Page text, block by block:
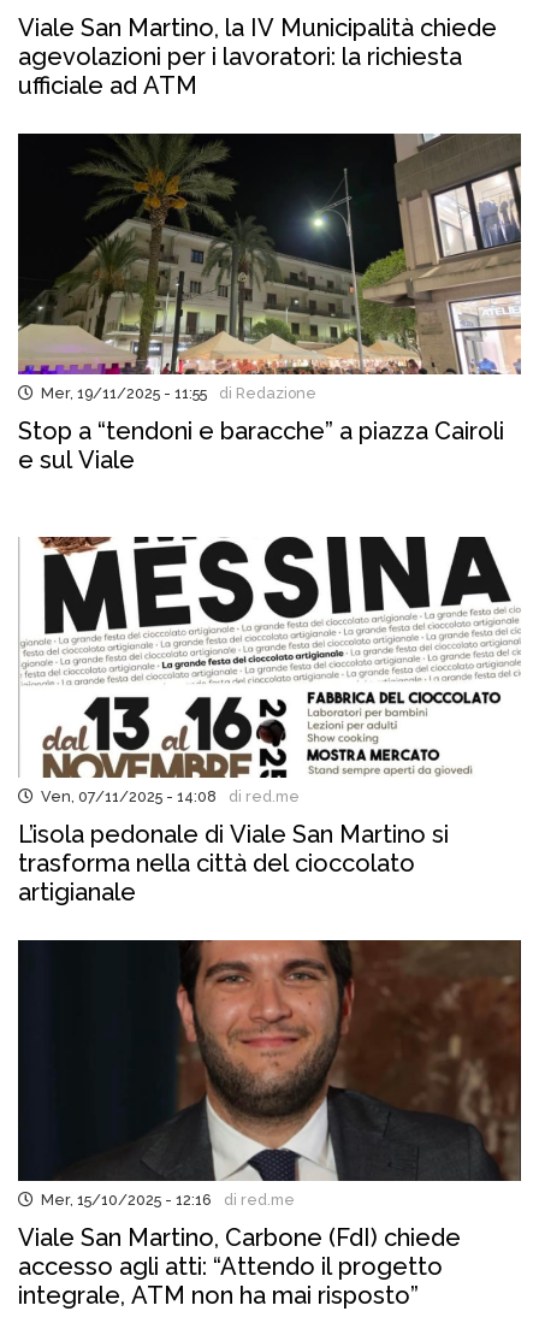
Viale San Martino, la IV Municipalità chiede
agevolazioni per i lavoratori: la richiesta
ufficiale ad ATM
Mer, 19/11/2025 - 11:55 di Redazione
Stop a “tendoni e baracche” a piazza Cairoli
e sul Viale
Ven, 07/11/2025 - 14:08 di red.me
L’isola pedonale di Viale San Martino si
trasforma nella città del cioccolato
artigianale
Mer, 15/10/2025 - 12:16 di red.me
Viale San Martino, Carbone (FdI) chiede
accesso agli atti: “Attendo il progetto
integrale, ATM non ha mai risposto”